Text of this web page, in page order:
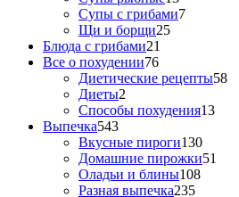
Супы с грибами7
Щи и борщи25
Блюда с грибами21
Все о похудении76
Диетические рецепты58
Диеты2
Способы похудения13
Выпечка543
Вкусные пироги130
Домашние пирожки51
Оладьи и блины108
Разная выпечка235